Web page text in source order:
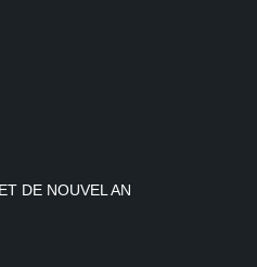
DE NOUVEL AN